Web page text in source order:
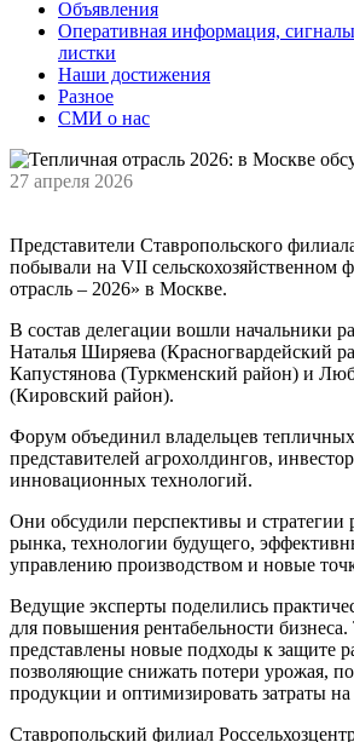
Объявления
Оперативная информация,
листки
Наши достижения
Разное
СМИ о нас
27 апреля 2026
Представители Ставропольского
побывали на VII сельскохозяйственном
отрасль – 2026» в Москве.
В состав делегации вошли начальники
Наталья Ширяева (Красногвардейский
Капустянова (Туркменский район) и
(Кировский район).
Форум объединил владельцев
представителей агрохолдингов,
инновационных технологий.
Они обсудили перспективы и стратегии
рынка, технологии будущего,
управлению производством и новые
Ведущие эксперты поделились
для повышения рентабельности
представлены новые подходы к защите
позволяющие снижать потери урожая,
продукции и оптимизировать затраты на
Ставропольский филиал